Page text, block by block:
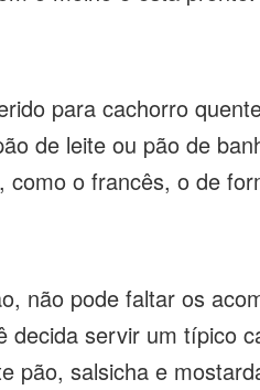
para cachorro
de leite ou pão de
como o francês, o de
não pode faltar os
decida servir um típico
pão, salsicha e